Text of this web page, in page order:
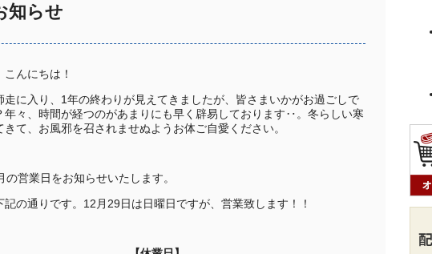
知らせ
んにちは！
走に入り、1年の終わりが見えてきましたが、皆さまいかがお過ごしで
年々、時間が経つのがあまりにも早く辟易しております‥。冬らしい寒
きて、お風邪を召されませぬようお体ご自愛ください。
の営業日をお知らせいたします。
記の通りです。12月29日は日曜日ですが、営業致します！！